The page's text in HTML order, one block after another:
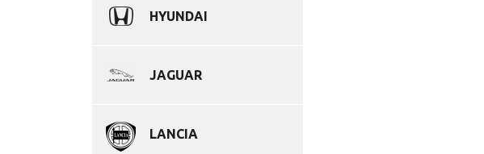
HYUNDAI
JAGUAR
LANCIA